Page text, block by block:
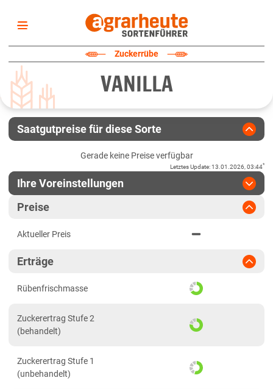
Startseite
Sortenliste
Fruchtarten
Züchter
Erklärungen
Zuckerrübe
VANILLA
Saatgutpreise für diese Sorte
Gerade keine Preise verfügbar
Letztes Update:13.01.2026, 03:44*
Ihre Voreinstellungen
Region
2024
2023
Link teilen
PDF drucken
Preise
Aktueller Preis
Erträge
Rübenfrischmasse
Zuckerertrag Stufe 2
(behandelt)
Zuckerertrag Stufe 1
(unbehandelt)